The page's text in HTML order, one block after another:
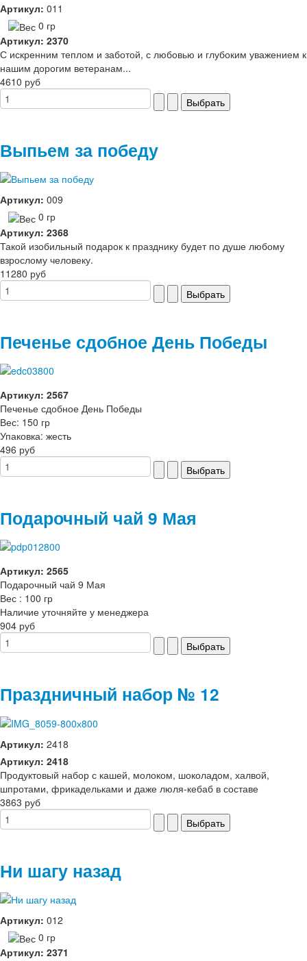
Артикул: 011
0 гр
Артикул: 2370
С искренним теплом и заботой, с любовью и глубоким уважением к
нашим дорогим ветеранам...
4610 руб
Выпьем за победу
Артикул: 009
0 гр
Артикул: 2368
Такой изобильный подарок к празднику будет по душе любому
взрослому человеку.
11280 руб
Печенье сдобное День Победы
Артикул: 2567
Печенье сдобное День Победы
Вес: 150 гр
Упаковка: жесть
496 руб
Подарочный чай 9 Мая
Артикул: 2565
Подарочный чай 9 Мая
Вес : 100 гр
Наличие уточняйте у менеджера
904 руб
Праздничный набор № 12
Артикул: 2418
Артикул: 2418
Продуктовый набор с кашей, молоком, шоколадом, халвой,
шпротами, фрикадельками и даже люля-кебаб в составе
3863 руб
Ни шагу назад
Артикул: 012
0 гр
Артикул: 2371